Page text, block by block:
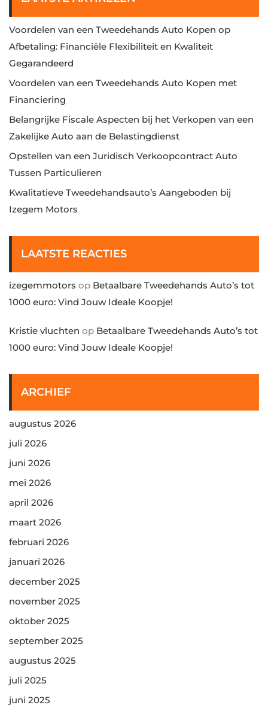
Voordelen van een Tweedehands Auto Kopen op
Afbetaling: Financiële Flexibiliteit en Kwaliteit
Gegarandeerd
Voordelen van een Tweedehands Auto Kopen met
Financiering
Belangrijke Fiscale Aspecten bij het Verkopen van een
Zakelijke Auto aan de Belastingdienst
Opstellen van een Juridisch Verkoopcontract Auto
Tussen Particulieren
Kwalitatieve Tweedehandsauto’s Aangeboden bij
Izegem Motors
LAATSTE REACTIES
izegemmotors op Betaalbare Tweedehands Auto’s tot
1000 euro: Vind Jouw Ideale Koopje!
Kristie vluchten op Betaalbare Tweedehands Auto’s tot
1000 euro: Vind Jouw Ideale Koopje!
ARCHIEF
augustus 2026
juli 2026
juni 2026
mei 2026
april 2026
maart 2026
februari 2026
januari 2026
december 2025
november 2025
oktober 2025
september 2025
augustus 2025
juli 2025
juni 2025